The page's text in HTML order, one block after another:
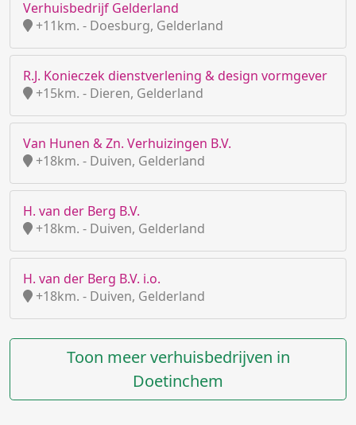
Verhuisbedrijf Gelderland
+11km. - Doesburg, Gelderland
R.J. Konieczek dienstverlening & design vormgever
+15km. - Dieren, Gelderland
Van Hunen & Zn. Verhuizingen B.V.
+18km. - Duiven, Gelderland
H. van der Berg B.V.
+18km. - Duiven, Gelderland
H. van der Berg B.V. i.o.
+18km. - Duiven, Gelderland
Toon meer verhuisbedrijven in
Doetinchem